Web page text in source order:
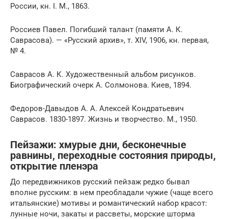
России, кн. I. М., 1863.
Россиев Павел. Погибший талант (памяти А. К.
Саврасова). — «Русский архив», т. XIV, 1906, кн. первая,
№ 4.
Саврасов А. К. Художественный альбом рисунков.
Биографический очерк А. Солмонова. Киев, 1894.
Федоров-Давыдов А. А. Алексей Кондратьевич
Саврасов. 1830-1897. Жизнь и творчество. М., 1950.
Пейзажи: хмурые дни, бесконечные
равнины, переходные состояния природы,
открытие пленэра
До передвижников русский пейзаж редко бывал
вполне русским: в нем преобладали чужие (чаще всего
итальянские) мотивы и романтический набор красот:
лунные ночи, закаты и рассветы, морские шторма